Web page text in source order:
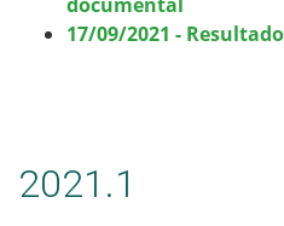
17/09/2021 -
2021.1